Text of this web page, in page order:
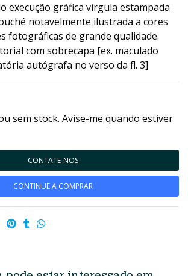
execução gráfica virgula estampada
notavelmente ilustrada a cores
fotográficas de grande qualidade.
com sobrecapa [ex. maculado
autógrafa no verso da fl. 3]
sem stock. Avise-me quando estiver
CONTATE-NOS
CONTINUE A COMPRAR